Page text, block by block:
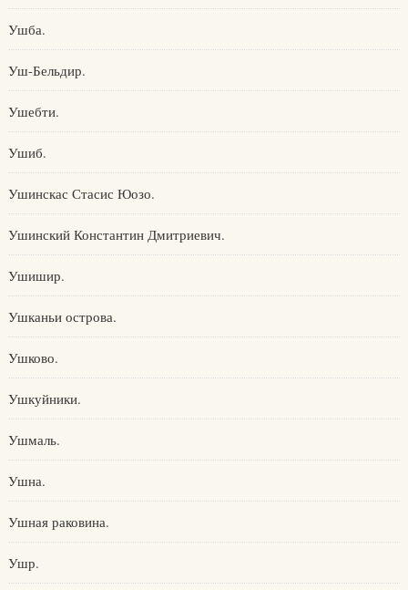
Ушба.
Уш-Бельдир.
Ушебти.
Ушиб.
Ушинскас Стасис Юозо.
Ушинский Константин Дмитриевич.
Ушишир.
Ушканьи острова.
Ушково.
Ушкуйники.
Ушмаль.
Ушна.
Ушная раковина.
Ушр.